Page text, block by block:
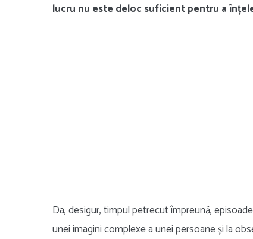
lucru nu este deloc suficient pentru a
Da, desigur, timpul petrecut împreună,
unei imagini complexe a unei persoane și la